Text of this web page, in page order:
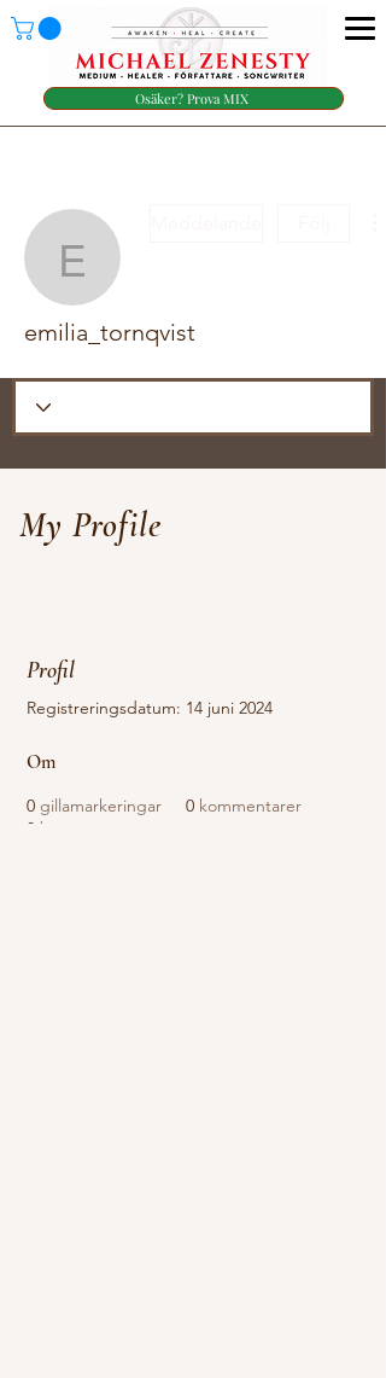
Osäker? Prova MIX
emilia_tornqvist
emilia_tornqvist
My Profile
Profil
Registreringsdatum: 14 juni 2024
Om
0 gillamarkeringar 0 kommentarer
0 bästa svar